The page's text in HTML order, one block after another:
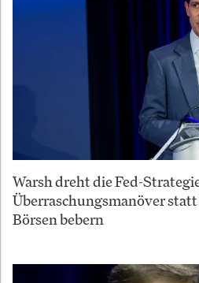
Warsh dreht die Fed-
Überraschungsmanöver
Börsen bebern